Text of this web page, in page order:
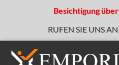
Besichtigung über
RUFEN SIE UNS AN